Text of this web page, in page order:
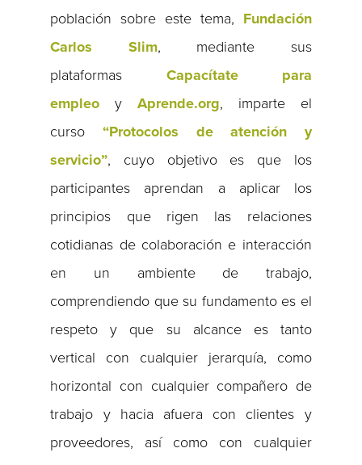
población sobre este tema, Fundación
Carlos Slim, mediante sus
plataformas Capacítate para
empleo y Aprende.org, imparte el
curso “Protocolos de atención y
servicio”, cuyo objetivo es que los
participantes aprendan a aplicar los
principios que rigen las relaciones
cotidianas de colaboración e interacción
en un ambiente de trabajo,
comprendiendo que su fundamento es el
respeto y que su alcance es tanto
vertical con cualquier jerarquía, como
horizontal con cualquier compañero de
trabajo y hacia afuera con clientes y
proveedores, así como con cualquier